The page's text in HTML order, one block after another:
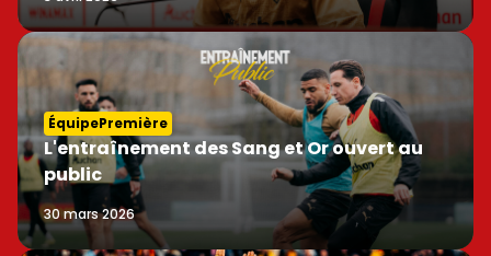
ÉquipePremière
L'entraînement des Sang et Or ouvert au
public
30 mars 2026